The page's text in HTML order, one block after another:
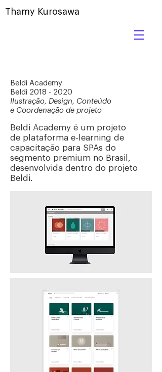
Thamy Kurosawa
Beldi Academy
Beldi 2018 - 2020
Ilustração, Design, Conteúdo
e Coordenação de projeto
Beldi Academy é um projeto
de plataforma e-learning de
capacitação para SPAs do
segmento premium no Brasil,
desenvolvida dentro do projeto
Beldi.